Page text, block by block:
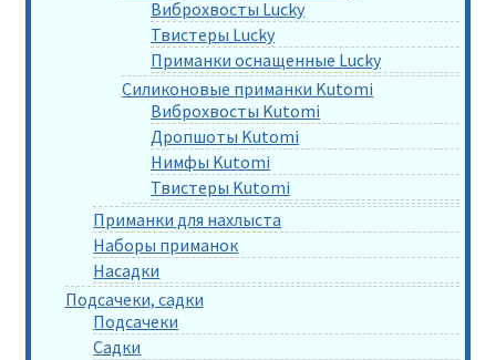
Виброхвосты Lucky
Твистеры Lucky
Приманки оснащенные Lucky
Силиконовые приманки Kutomi
Виброхвосты Kutomi
Дропшоты Kutomi
Нимфы Kutomi
Твистеры Kutomi
Приманки для нахлыста
Наборы приманок
Насадки
Подсачеки, садки
Подсачеки
Садки